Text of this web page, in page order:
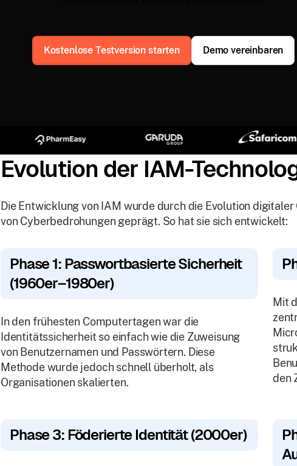
Kostenlose Testversion starten Demo vereinbaren
Evolution der IAM-
Die Entwicklung von IAM wurde durch die Evolution
von Cyberbedrohungen geprägt. So hat sie sich entwickelt:
Phase 1: Passwortbasierte Sicherheit
(1960er–1980er)
In den frühesten Computertagen war die
Identitätssicherheit so einfach wie die Zuweisung
von Benutzernamen und Passwörtern. Diese
Methode wurde jedoch schnell überholt, als
Organisationen skalierten.
Mit
den
Phase 3: Föderierte Identität (2000er)